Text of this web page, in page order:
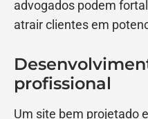
advogados podem
atrair clientes em
profissional
Um site bem projetado